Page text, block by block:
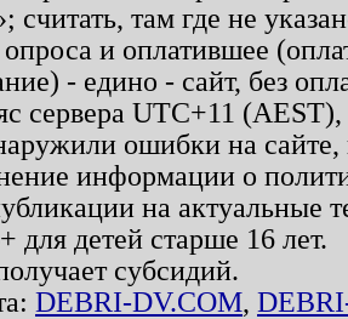
считать, там где не
опроса и оплатившее
- едино - сайт, без
сервера UTC+11
ошибки на
информации о
на актуальные
детей старше 16 лет.
субсидий.
DEBRI-DV.COM,